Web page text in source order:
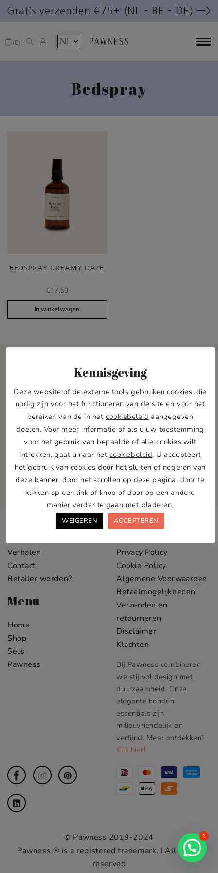
Gratis verzenden €75+ (NL – BE – DE) —>
0
Bedspray
BEDSPRAY DREAMY DAZE
€ 17,50
In winkelwagen
Pawness Pack
Word lid van de Pawness Pack en ontvang
10% korting op je eerste bestelling.
Verhalen
Contact
Retailer worden?
Menu
Home
Shop
Sets
Pawness
Service
Privacy Policy
Cookie Policy
Algemene Voorwaarden
Betaalmogelijkheden
Verzenden en
retourneren
Disclaimer
Klachten
Bij Pawness combineren
we stijlvol design met
duurzaamheid. Onze
elegante honden
essentials zijn
milieuvriendelijk en
verfijnd. Meer ontdekken?
Klik hier!
© Pawness 2019-2024
Pawness ® is a registered trademark. I All rights
reserved
Kennisgeving
Deze website of de externe tools gebruiken cookies, die
nodig zijn voor het functioneren van de site en voor het
bereiken van de in het cookiebeleid aangegeven
doelen. Voor meer informatie of als u uw toestemming
voor het gebruik van bepaalde of alle cookies wilt
intrekken, gaat u naar het cookiebeleid. U accepteert
het gebruik van cookies door het sluiten of negeren van
deze banner, door het scrollen op deze pagina, door te
klikken op een link of knop of door op een andere
manier verder te gaan met bladeren.
WEIGEREN ACCEPTEREN
1